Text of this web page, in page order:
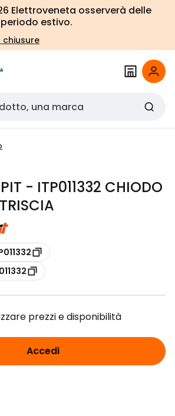
Elettroveneta osserverà delle
estivo.
- ITP011332 CHIODO
prezzi e disponibilità
Accedi